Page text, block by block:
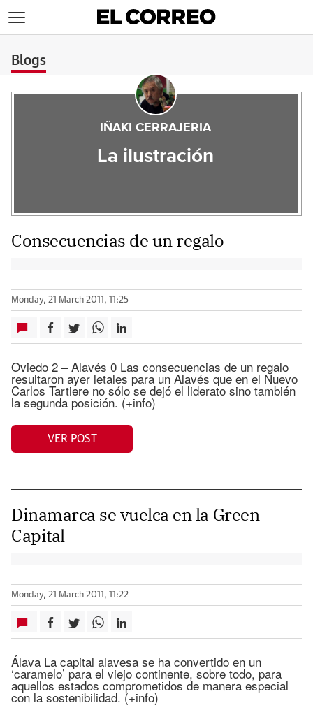
Blogs
IÑAKI CERRAJERIA
La ilustración
Consecuencias de un regalo
Monday, 21 March 2011, 11:25
Oviedo 2 – Alavés 0 Las consecuencias de un regalo
resultaron ayer letales para un Alavés que en el Nuevo
Carlos Tartiere no sólo se dejó el liderato sino también
la segunda posición. (+info)
VER POST
Dinamarca se vuelca en la Green
Capital
Monday, 21 March 2011, 11:22
Álava La capital alavesa se ha convertido en un
‘caramelo’ para el viejo continente, sobre todo, para
aquellos estados comprometidos de manera especial
con la sostenibilidad. (+info)